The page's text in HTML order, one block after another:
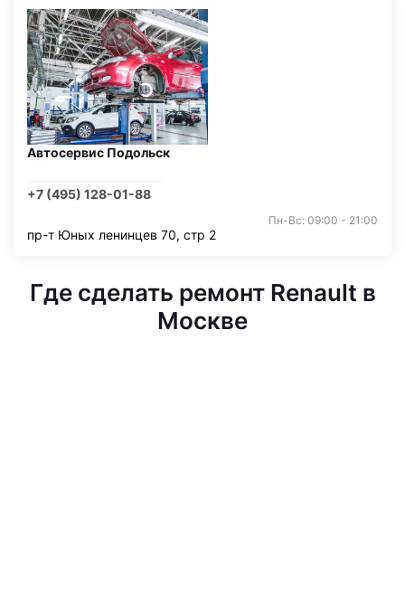
Автосервис Подольск
+7 (495) 128-01-88
Пн-Вс: 09:00 - 21:00
пр-т Юных ленинцев 70, стр 2
Где сделать ремонт Renault в
Москве